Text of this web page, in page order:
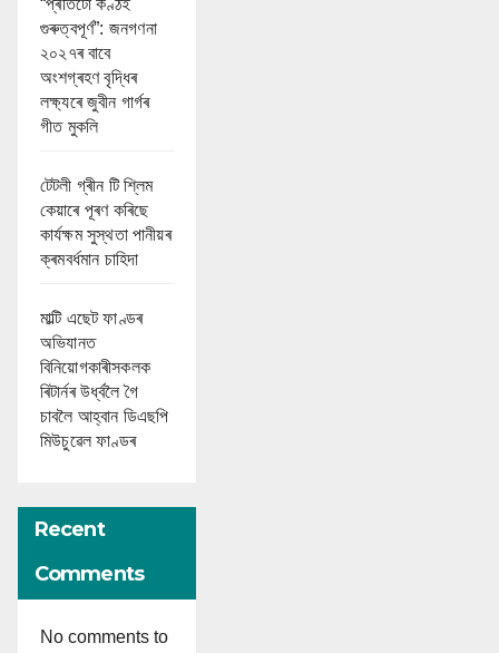
“প্ৰতিটো কণ্ঠই
গুৰুত্বপূৰ্ণ”: জনগণনা
২০২৭ৰ বাবে
অংশগ্ৰহণ বৃদ্ধিৰ
লক্ষ্যৰে জুবীন গাৰ্গৰ
গীত মুকলি
টেটলী গ্ৰীন টি শ্লিম
কেয়াৰে পূৰণ কৰিছে
কাৰ্যক্ষম সুস্থতা পানীয়ৰ
ক্ৰমবৰ্ধমান চাহিদা
মাল্টি এছেট ফাণ্ডৰ
অভিযানত
বিনিয়োগকাৰীসকলক
ৰিটাৰ্নৰ উৰ্ধ্বলৈ গৈ
চাবলৈ আহ্বান ডিএছপি
মিউচুৱেল ফাণ্ডৰ
Recent
Comments
No comments to